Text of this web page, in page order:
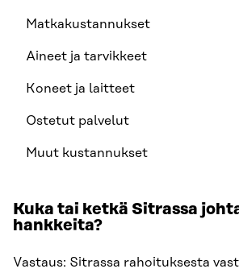
Matkakustannukset
Aineet ja tarvikkeet
Koneet ja laitteet
Ostetut palvelut
Muut kustannukset
Kuka tai ketkä Sitrassa
hankkeita?
Vastaus: Sitrassa rahoituksesta